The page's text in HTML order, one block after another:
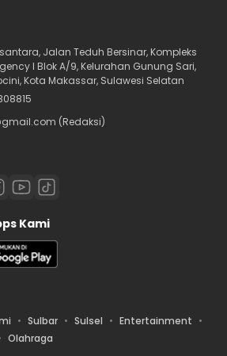
Jalan Teduh Bersinar, Kompleks
I Blok A/9, Kelurahan Gunung Sari,
Kota Makassar, Sulawesi Selatan
(Redaksi)
Kami
Sulbar Sulsel
Entertainment
Olahraga